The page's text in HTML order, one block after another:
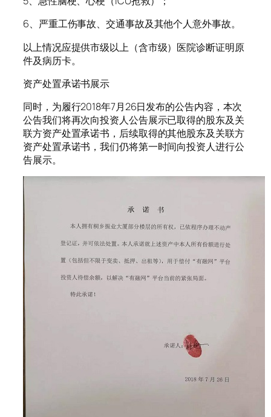
6、严重工伤事故、交通事故及其他个人意外事故。
以上情况应提供市级以上（含市级）医院诊断证明原
件及病历卡。
资产处置承诺书展示
同时，为履行2018年7月26日发布的公告内容，本次
公告我们将再次向投资人公告展示已取得的股东及关
联方资产处置承诺书，后续取得的其他股东及关联方
资产处置承诺书，我们仍将第一时间向投资人进行公
告展示。